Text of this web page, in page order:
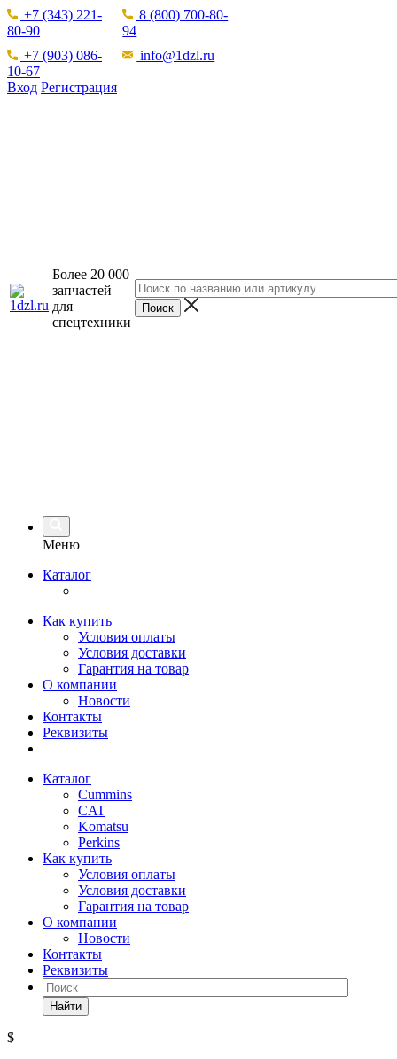
+7 (343) 221-
80-90
8 (800) 700-80-
94
+7 (903) 086-
10-67
info@1dzl.ru
Вход Регистрация
Более 20 000
запчастей
для
спецтехники
Меню
Каталог
Как купить
Условия оплаты
Условия доставки
Гарантия на товар
О компании
Новости
Контакты
Реквизиты
Каталог
Cummins
CAT
Komatsu
Perkins
Как купить
Условия оплаты
Условия доставки
Гарантия на товар
О компании
Новости
Контакты
Реквизиты
Найти
$